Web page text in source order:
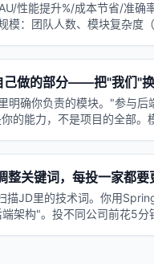
性能提升%/成本节省/准
模：团队人数、模块复杂度
己做的部分——把"我们"
明确你负责的模块。"参与
的能力，不是项目的全部。
整关键词，每投一家都要
描JD里的技术词。你用
架构"。投不同公司前花5分